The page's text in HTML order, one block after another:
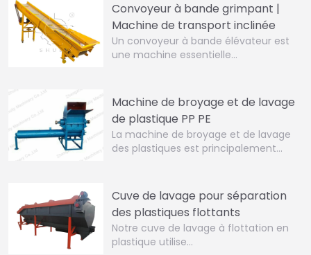
Convoyeur à bande grimpant |
Machine de transport inclinée
Un convoyeur à bande élévateur est
une machine essentielle…
Machine de broyage et de lavage
de plastique PP PE
La machine de broyage et de lavage
des plastiques est principalement…
Cuve de lavage pour séparation
des plastiques flottants
Notre cuve de lavage à flottation en
plastique utilise…